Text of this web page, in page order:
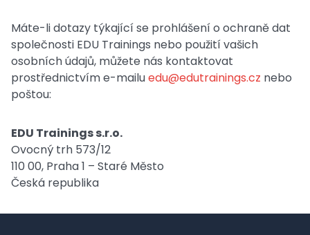
Máte-li dotazy týkající se prohlášení o ochraně dat
společnosti EDU Trainings nebo použití vašich
osobních údajů, můžete nás kontaktovat
prostřednictvím e-mailuedu@edutrainings.cz nebo
poštou:
EDU Trainings s.r.o.
Ovocný trh 573/12
110 00, Praha 1 – Staré Město
Česká republika